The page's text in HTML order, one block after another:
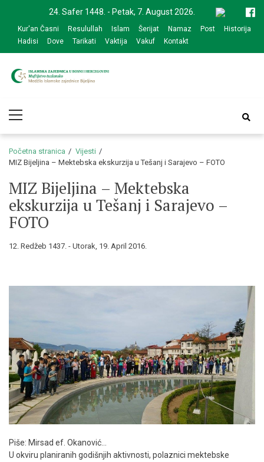
navigation
content
24. Safer 1448. - Petak, 7. August 2026.
Kur'an Časni Resulullah Islam Šerijat Namaz Post
Historija
Hadisi
Dove Tarikati Vaktija Vakuf Kontakt
zajednice Bijeljina
Menu
Početna stranica
Vijesti
MIZ Bijeljina – Mektebska ekskurzija u Tešanj i Sarajevo – FOTO
MIZ Bijeljina – Mektebska
ekskurzija u Tešanj i Sarajevo –
FOTO
12. Redžeb 1437. - Utorak, 19. April 2016.
Piše: Mirsad ef. Okanović…
U okviru planiranih godišnjih aktivnosti, polaznici mektebske